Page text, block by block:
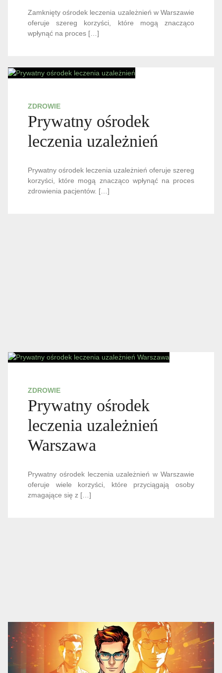
Zamknięty ośrodek leczenia uzależnień w Warszawie
oferuje szereg korzyści, które mogą znacząco
wpłynąć na proces […]
ZDROWIE
Prywatny ośrodek
leczenia uzależnień
Prywatny ośrodek leczenia uzależnień oferuje szereg
korzyści, które mogą znacząco wpłynąć na proces
zdrowienia pacjentów. […]
ZDROWIE
Prywatny ośrodek
leczenia uzależnień
Warszawa
Prywatny ośrodek leczenia uzależnień w Warszawie
oferuje wiele korzyści, które przyciągają osoby
zmagające się z […]